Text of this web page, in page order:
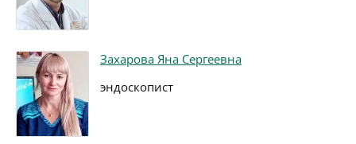
Захарова Яна Сергеевна
эндоскопист